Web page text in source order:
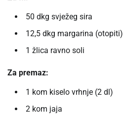
50 dkg svježeg sira
12,5 dkg margarina (otopiti)
1 žlica ravno soli
Za premaz:
1 kom kiselo vrhnje (2 dl)
2 kom jaja